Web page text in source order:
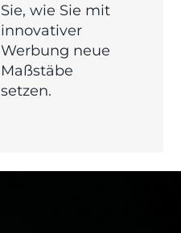
Sie, wie Sie mit
innovativer
Werbung neue
Maßstäbe
setzen.